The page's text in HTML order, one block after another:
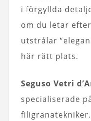
i förgyllda
om du letar
utstrålar
här rätt plats.
Seguso Vetri
specialiserade